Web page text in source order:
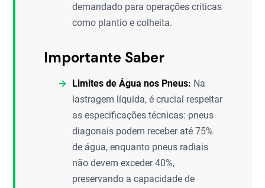
demandado para operações críticas
como plantio e colheita.
Importante Saber
Limites de Água nos Pneus: Na
lastragem líquida, é crucial respeitar
as especificações técnicas: pneus
diagonais podem receber até 75%
de água, enquanto pneus radiais
não devem exceder 40%,
preservando a capacidade de